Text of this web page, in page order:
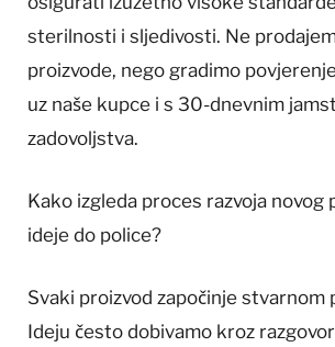
sterilnosti i sljedivosti. Ne
proizvode, nego gradimo
uz naše kupce i s 30-dnevnim
zadovoljstva.
Kako izgleda proces razvoja novog
ideje do police?
Svaki proizvod započinje stvarnom
Ideju često dobivamo kroz